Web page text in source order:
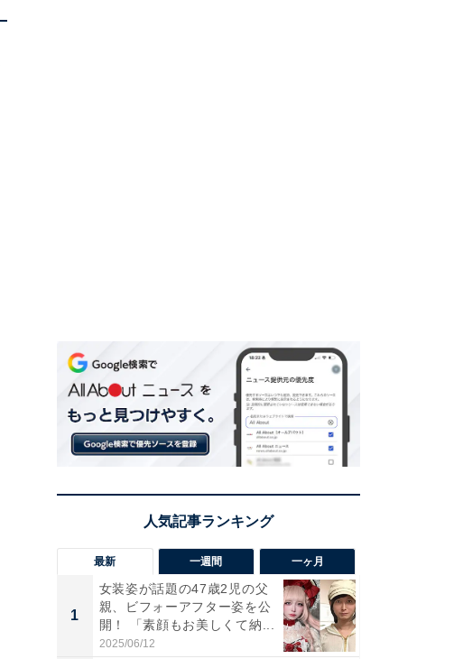
最新 一週間 一ヶ月
1
女装姿が話題の47歳2児の父
親、ビフォーアフター姿を公
開！ 「素顔もお美しくて納...
2025/06/12